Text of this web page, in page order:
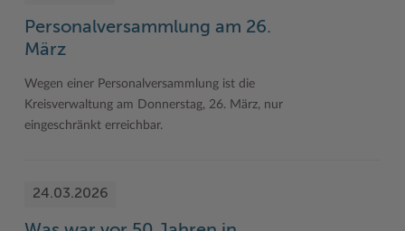
Personalversammlung am 26.
März
Wegen einer Personalversammlung ist die
Kreisverwaltung am Donnerstag, 26. März, nur
eingeschränkt erreichbar.
24.03.2026